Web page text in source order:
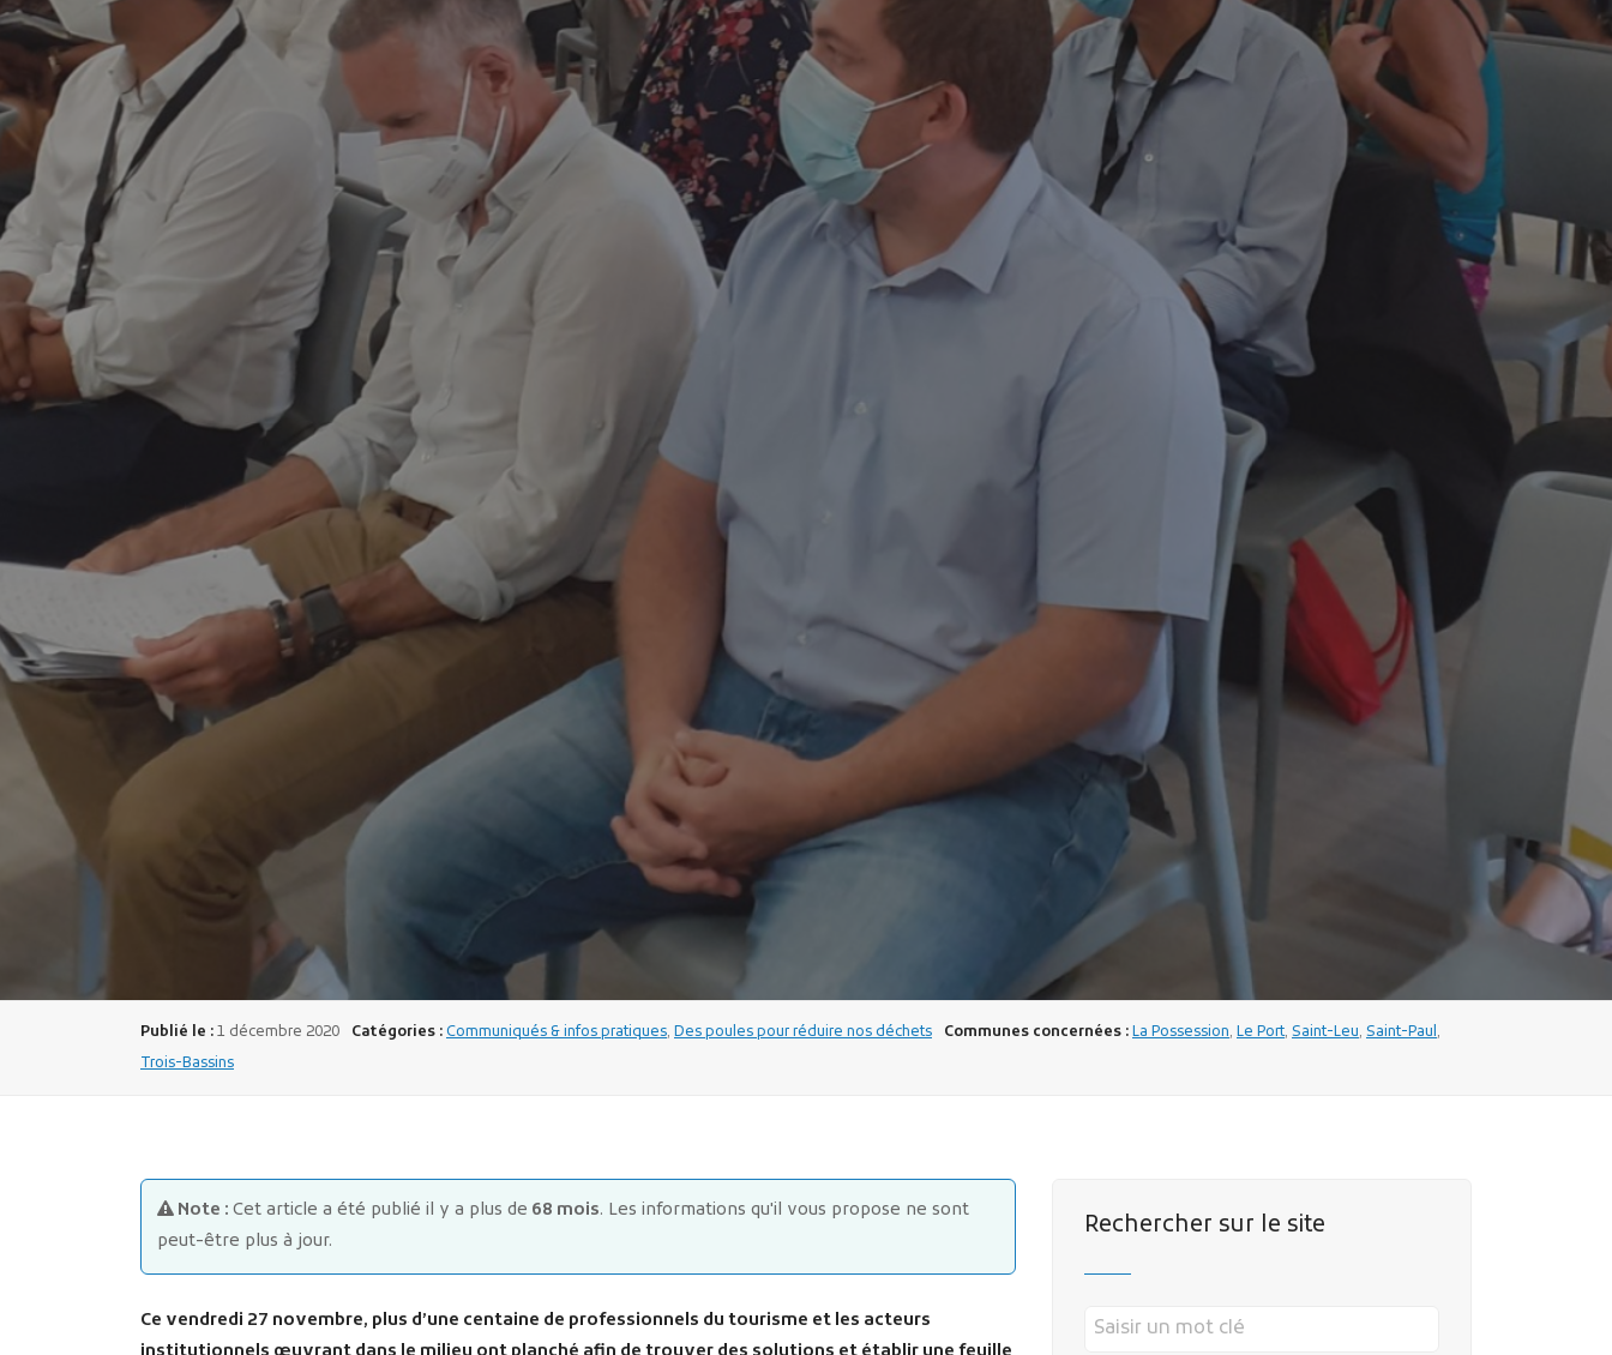
Publié le :1 décembre 2020 Catégories :Communiqués & infos pratiques, Des poules pour réduire nos déchets Communes concernées :La Possession, Le Port, Saint-Leu, Saint-Paul,
Trois-Bassins
Note : Cet article a été publié il y a plus de 68 mois. Les informations qu'il vous propose ne sont
peut-être plus à jour.
Ce vendredi 27 novembre, plus d’une centaine de professionnels du tourisme et les acteurs
Rechercher sur le site